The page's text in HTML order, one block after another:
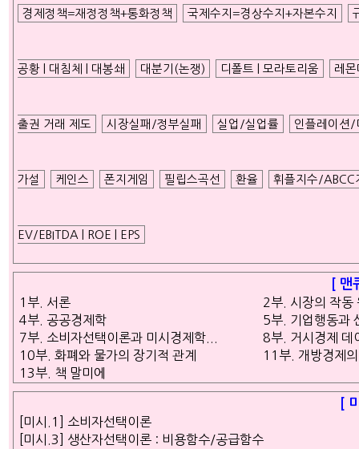
경제정책=재정정책+통화정책 국제수지=경상수지+자본수지
공황 | 대침체 | 대봉쇄 대분기(논쟁) 디폴트 | 모라토리움 레
출권 거래 제도 시장실패/정부실패 실업/실업률 인플레이션/
가설 케인스 폰지게임 필립스곡선 환율 휘플지수/ABCC
EV/EBITDA | ROE | EPS
[ 맨
1부. 서론
2부. 시장의 작동
4부. 공공경제학
5부. 기업행동과
7부. 소비자선택이론과 미시경제학...
8부. 거시경제 데
10부. 화폐와 물가의 장기적 관계
11부. 개방경제
13부. 책 말미에
[
[미시.1] 소비자선택이론
[미시.3] 생산자선택이론 : 비용함수/공급함수